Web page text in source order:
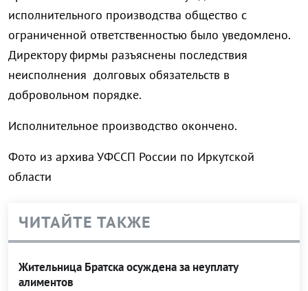
исполнительного производства общество с
ограниченной ответственностью было уведомлено.
Директору фирмы разъяснены последствия
неисполнения долговых обязательств в
добровольном порядке.
Исполнительное производство окончено.
Фото из архива УФССП России по Иркутской
области
ЧИТАЙТЕ ТАКЖЕ
Жительница Братска осуждена за неуплату
алиментов